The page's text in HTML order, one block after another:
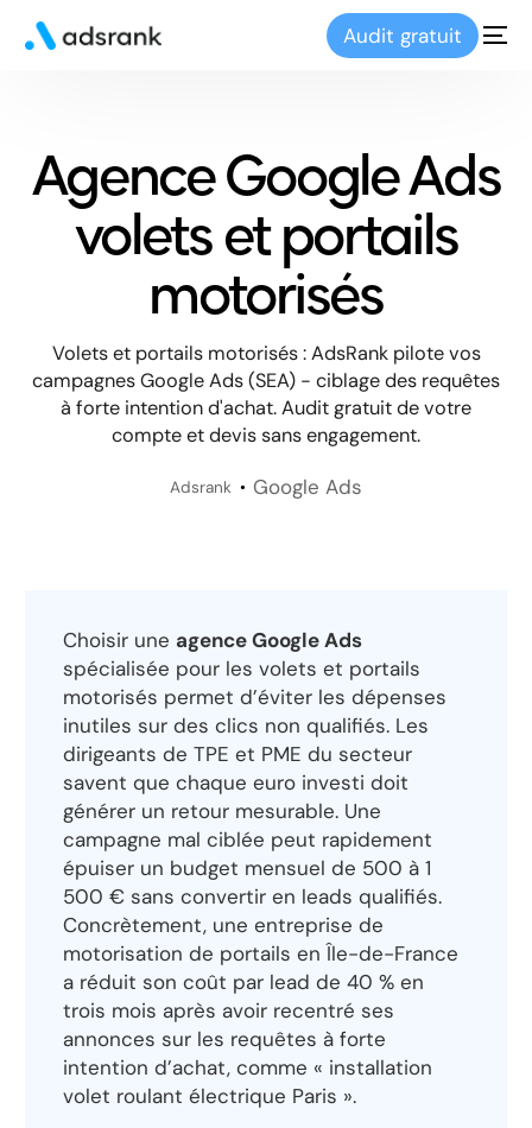
Audit gratuit
Agence Google Ads
volets et portails
motorisés
Volets et portails motorisés : AdsRank pilote vos
campagnes Google Ads (SEA) - ciblage des requêtes
à forte intention d'achat. Audit gratuit de votre
compte et devis sans engagement.
Adsrank Google Ads
Choisir une agence Google Ads
spécialisée pour les volets et portails
motorisés permet d’éviter les dépenses
inutiles sur des clics non qualifiés. Les
dirigeants de TPE et PME du secteur
savent que chaque euro investi doit
générer un retour mesurable. Une
campagne mal ciblée peut rapidement
épuiser un budget mensuel de 500 à 1
500 € sans convertir en leads qualifiés.
Concrètement, une entreprise de
motorisation de portails en Île-de-France
a réduit son coût par lead de 40 % en
trois mois après avoir recentré ses
annonces sur les requêtes à forte
intention d’achat, comme « installation
volet roulant électrique Paris ».